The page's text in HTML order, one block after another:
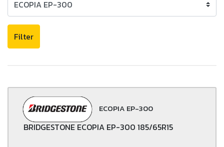
Filter
ECOPIA EP-300
BRIDGESTONE ECOPIA EP-300 185/65R15